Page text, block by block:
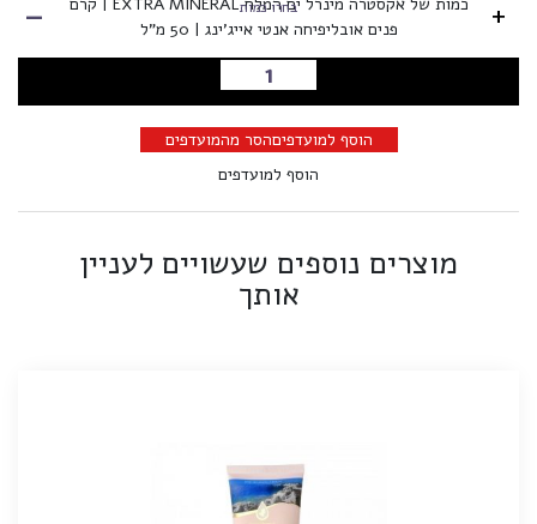
+
פנים אובליפיחה אנטי אייג'ינג | 50 מ"ל
בחרו כמות -
הוספה לסל
הוסף למועדפיםהסר מהמועדפים
הוסף למועדפים
מוצרים נוספים שעשויים לעניין
אותך